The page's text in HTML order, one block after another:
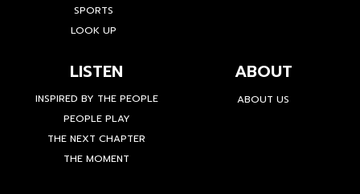
SPORTS
LOOK UP
LISTEN
INSPIRED BY THE PEOPLE
PEOPLE PLAY
THE NEXT CHAPTER
THE MOMENT
ABOUT
ABOUT US